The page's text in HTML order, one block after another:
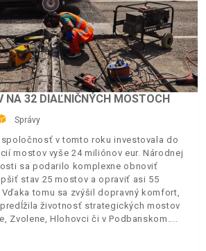
NA 32 DIAĽNIČNÝCH MOSTOCH
Správy
v tomto roku investovala do
mostov vyše 24 miliónov eur. Národnej
sa podarilo komplexne obnoviť
stav 25 mostov a opraviť asi 55
tomu sa zvýšil dopravný komfort,
životnosť strategických mostov
Zvolene, Hlohovci či v Podbanskom.